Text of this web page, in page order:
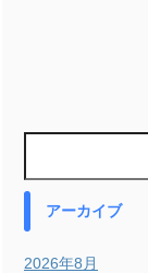
アーカイブ
2026年8月